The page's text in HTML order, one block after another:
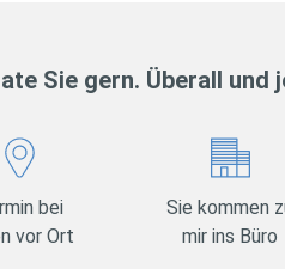
Sie gern. Überall und
bei
vor Ort
Sie kommen
mir ins Büro